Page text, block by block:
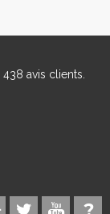
438 avis clients.